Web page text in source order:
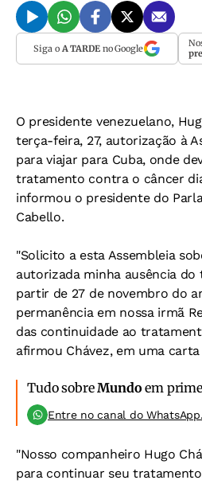
Siga o A TARDEno Google
O presidente venezuelano,
terça-feira, 27, autorização à
para viajar para Cuba, onde
tratamento contra o câncer
informou o presidente do
Cabello.
"Solicito a esta Assembleia
autorizada minha ausência
partir de 27 de novembro do
permanência em nossa irmã
das continuidade ao
afirmou Chávez, em uma
Tudo sobreMundo em
Entre no canal do WhatsApp.
"Nosso companheiro Hugo
para continuar seu